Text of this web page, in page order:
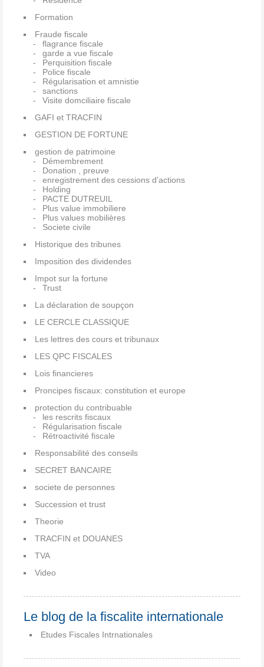
Formation
Fraude fiscale
flagrance fiscale
garde a vue fiscale
Perquisition fiscale
Police fiscale
Régularisation et amnistie
sanctions
Visite domciliaire fiscale
GAFI et TRACFIN
GESTION DE FORTUNE
gestion de patrimoine
Démembrement
Donation , preuve
enregistrement des cessions d'actions
Holding
PACTE DUTREUIL
Plus value immobiliere
Plus values mobilières
Societe civile
Historique des tribunes
Imposition des dividendes
Impot sur la fortune
Trust
La déclaration de soupçon
LE CERCLE CLASSIQUE
Les lettres des cours et tribunaux
LES QPC FISCALES
Lois financieres
Proncipes fiscaux: constitution et europe
protection du contribuable
les rescrits fiscaux
Régularisation fiscale
Rétroactivité fiscale
Responsabilité des conseils
SECRET BANCAIRE
societe de personnes
Succession et trust
Theorie
TRACFIN et DOUANES
TVA
Video
Le blog de la fiscalite internationale
Etudes Fiscales Intrnationales